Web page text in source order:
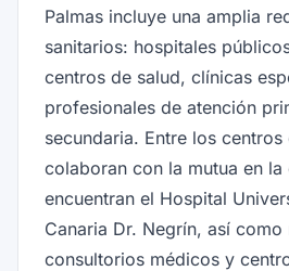
Palmas incluye una amplia
sanitarios: hospitales
centros de salud, clínicas
profesionales de atención
secundaria. Entre los
colaboran con la mutua en
encuentran el Hospital
Canaria Dr. Negrín, así como
consultorios médicos y